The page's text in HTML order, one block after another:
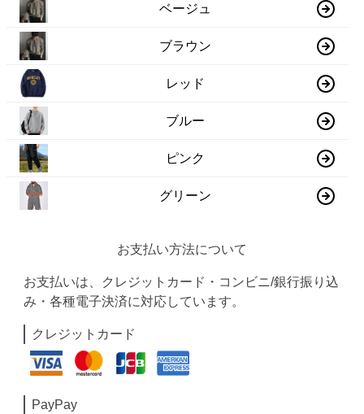
ベージュ
ブラウン
レッド
ブルー
ピンク
グリーン
お支払い方法について
お支払いは、クレジットカード・コンビニ/銀行振り込
み・各種電子決済に対応しています。
クレジットカード
PayPay